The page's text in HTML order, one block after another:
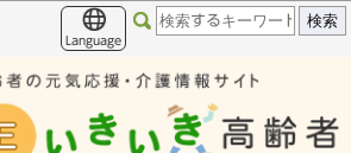
このページの本文へ移動
Language